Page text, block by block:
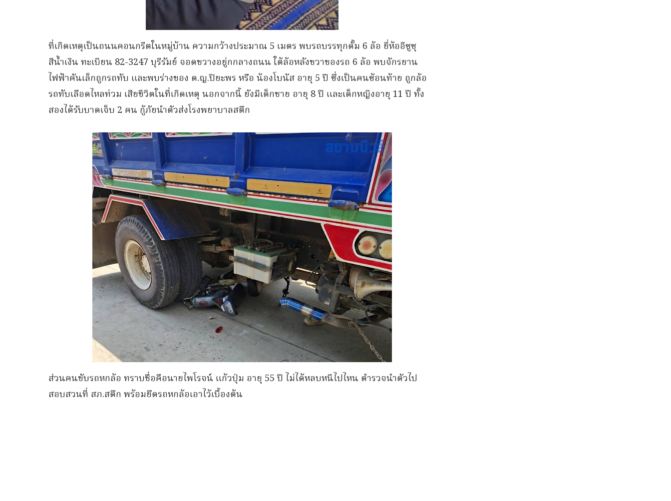
ที่เกิดเหตุเป็นถนนคอนกรีตในหมู่บ้าน ความกว้างประมาณ 5 เมตร พบรถบรรทุกดั้ม 6 ล้อ ยี่ห้ออีซูซุ
สีน้ำเงิน ทะเบียน 82-3247 บุรีรัมย์ จอดขวางอยู่กกลางถนน ใต้ล้อหลังขวาของรถ 6 ล้อ พบจักรยาน
ไฟฟ้าคันเล็กถูกรถทับ และพบร่างของ ด.ญ.ปิยะพร หรือ น้องโบนัส อายุ 5 ปี ซึ่งเป็นคนซ้อนท้าย ถูกล้อ
รถทับเลือดไหลท่วม เสียชีวิตในที่เกิดเหตุ นอกจากนี้ ยังมีเด็กชาย อายุ 8 ปี และเด็กหญิงอายุ 11 ปี ทั้ง
สองได้รับบาดเจ็บ 2 คน กู้ภัยนำตัวส่งโรงพยาบาลสตึก
ส่วนคนขับรถหกล้อ ทราบชื่อคือนายไพโรจน์ แก้วปุ่ม อายุ 55 ปี ไม่ได้หลบหนีไปไหน ตำรวจนำตัวไป
สอบสวนที่ สภ.สตึก พร้อมยึดรถหกล้อเอาไว้เบื้องต้น